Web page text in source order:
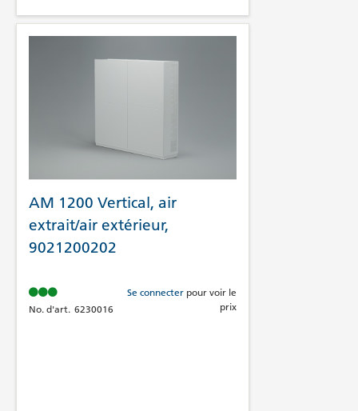
AM 1200 Vertical, air
extrait/air extérieur,
9021200202
Se connecter pour voir le
prix
No. d'art. 6230016